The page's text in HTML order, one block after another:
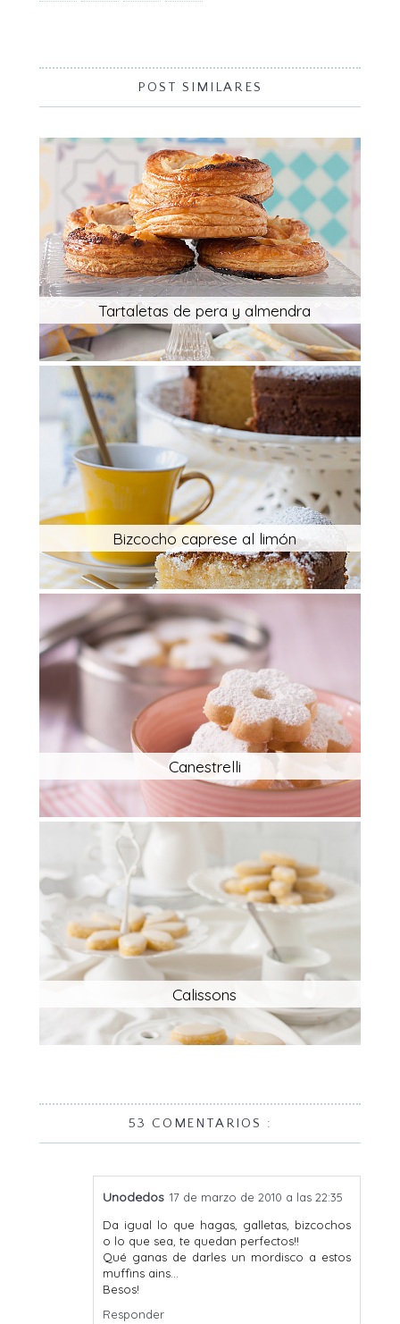
POST SIMILARES
Tartaletas de pera y almendra
Bizcocho caprese al limón
Canestrelli
Calissons
53 COMENTARIOS :
Unodedos 17 de marzo de 2010 a las 22:35
Da igual lo que hagas, galletas, bizcochos
o lo que sea, te quedan perfectos!!
Qué ganas de darles un mordisco a estos
muffins ains...
Besos!
Responder